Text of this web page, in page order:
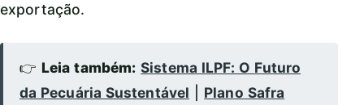
exportação.
👉 Leia também: Sistema ILPF: O Futuro
da Pecuária Sustentável
Plano Safra